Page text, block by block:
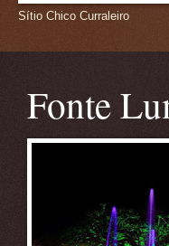
Sítio Chico Curraleiro
Fonte